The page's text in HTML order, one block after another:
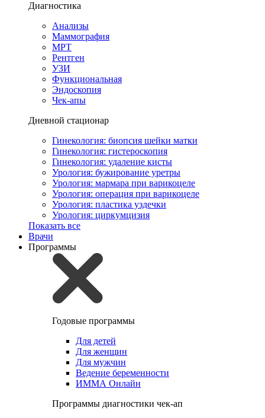
Диагностика
Анализы
Маммография
МРТ
Рентген
УЗИ
Функциональная
Эндоскопия
Чек-апы
Дневной стационар
Гинекология: биопсия шейки матки
Гинекология: гистероскопия
Гинекология: удаление кисты
Урология: бужирование уретры
Урология: мармара при варикоцеле
Урология: операция при варикоцеле
Урология: пластика уздечки
Урология: циркумцизия
Показать все
Врачи
Программы
Годовые программы
Для детей
Для женщин
Для мужчин
Ведение беременности
ИММА Онлайн
Программы диагностики чек-ап